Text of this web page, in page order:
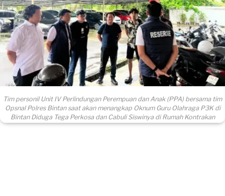
Tim personil Unit IV Perlindungan Perempuan dan Anak (PPA) bersama tim
Opsnal Polres Bintan saat akan menangkap Oknum Guru Olahraga P3K di
Bintan Diduga Tega Perkosa dan Cabuli Siswinya di Rumah Kontrakan